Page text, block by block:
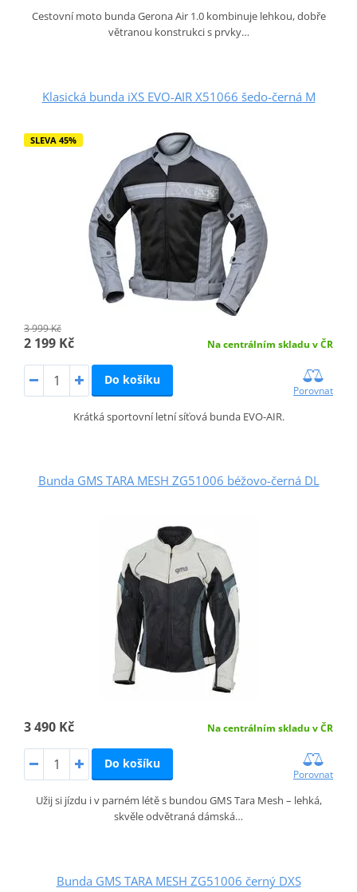
Cestovní moto bunda Gerona Air 1.0 kombinuje lehkou, dobře
větranou konstrukci s prvky…
Klasická bunda iXS EVO-AIR X51066 šedo-černá M
SLEVA 45%
3 999 Kč
2 199 Kč Na centrálním skladu v ČR
Do košíku
Porovnat
Krátká sportovní letní síťová bunda EVO-AIR.
Bunda GMS TARA MESH ZG51006 béžovo-černá DL
3 490 Kč Na centrálním skladu v ČR
Do košíku
Porovnat
Užij si jízdu i v parném létě s bundou GMS Tara Mesh – lehká,
skvěle odvětraná dámská…
Bunda GMS TARA MESH ZG51006 černý DXS